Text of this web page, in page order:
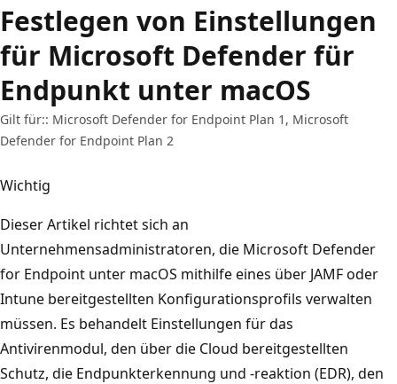
Festlegen von Einstellungen
für Microsoft Defender für
Endpunkt unter macOS
Gilt für:: Microsoft Defender for Endpoint Plan 1, Microsoft
Defender for Endpoint Plan 2
Wichtig
Dieser Artikel richtet sich an
Unternehmensadministratoren, die Microsoft Defender
for Endpoint unter macOS mithilfe eines über JAMF oder
Intune bereitgestellten Konfigurationsprofils verwalten
müssen. Es behandelt Einstellungen für das
Antivirenmodul, den über die Cloud bereitgestellten
Schutz, die Endpunkterkennung und -reaktion (EDR), den